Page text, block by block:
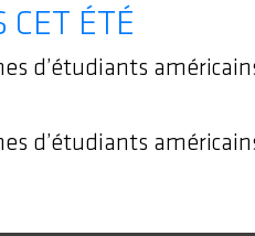
ÉTÉ
d’étudiants
d’étudiants